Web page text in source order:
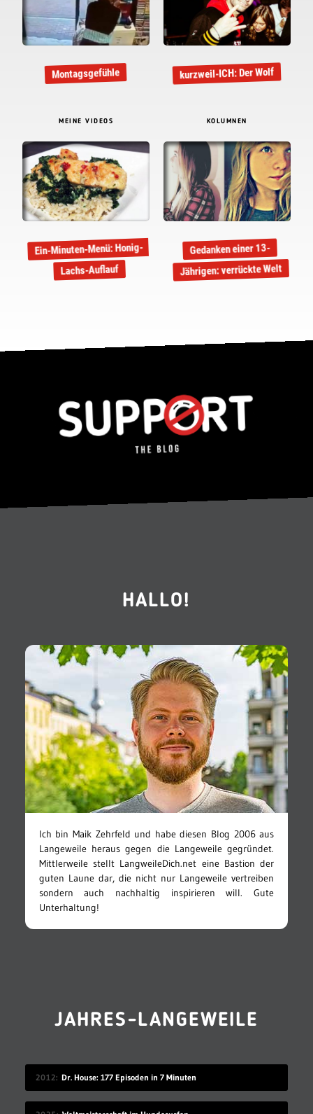
Montagsgefühle kurzweil-ICH: Der Wolf
MEINE VIDEOS
Ein-Minuten-Menü: Honig-
Lachs-Auflauf
KOLUMNEN
Gedanken einer 13-
Jährigen: verrückte Welt
HALLO!
Ich bin Maik Zehrfeld und habe diesen Blog 2006 aus
Langeweile heraus gegen die Langeweile gegründet.
Mittlerweile stellt LangweileDich.net eine Bastion der
guten Laune dar, die nicht nur Langeweile vertreiben
sondern auch nachhaltig inspirieren will. Gute
Unterhaltung!
JAHRES-LANGEWEILE
2012 Dr. House: 177 Episoden in 7 Minuten